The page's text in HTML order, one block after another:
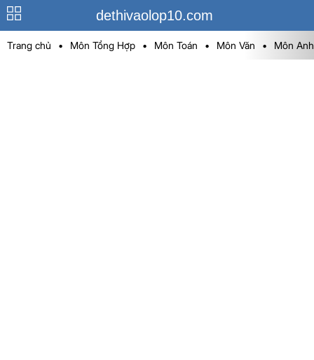
dethivaolop10.com
Trang chủ • Môn Tổng Hợp • Môn Toán • Môn Văn • Môn Anh